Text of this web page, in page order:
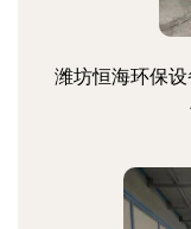
潍坊恒海环保